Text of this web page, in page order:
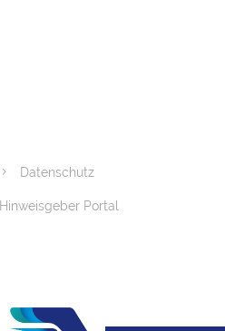
Datenschutz
Hinweisgeber Portal